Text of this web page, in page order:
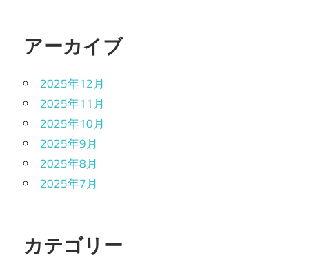
アーカイブ
2025年12月
2025年11月
2025年10月
2025年9月
2025年8月
2025年7月
カテゴリー